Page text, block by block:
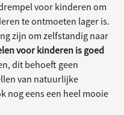
voor kinderen om
te ontmoeten lager is.
zijn om zelfstandig naar
voor kinderen is goed
dit behoeft geen
van natuurlijke
nog eens een heel mooie